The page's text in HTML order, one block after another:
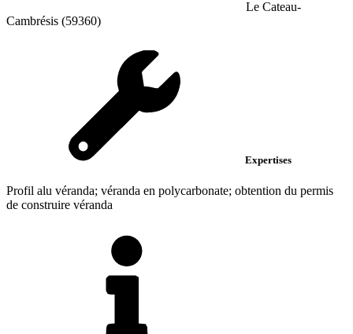
Le Cateau-
Cambrésis (59360)
Expertises
Profil alu véranda; véranda en polycarbonate; obtention du permis
de construire véranda